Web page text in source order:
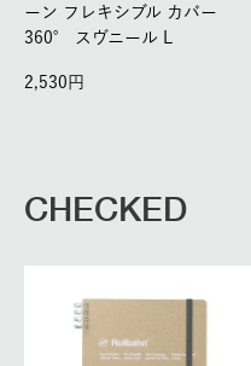
ーン フレキシブル カバー
360° スヴニール L
2,530
CHECKED